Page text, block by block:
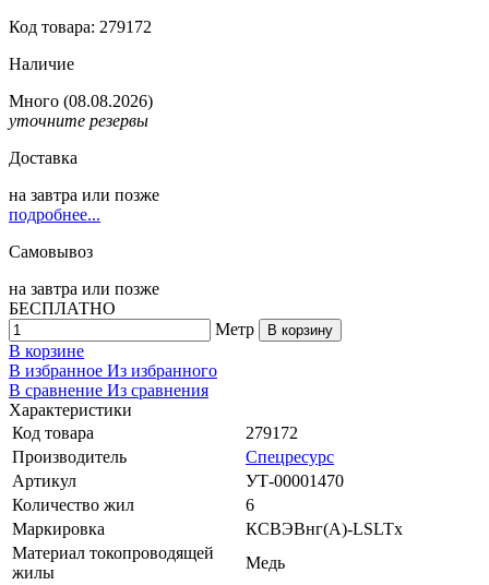
Код товара: 279172
Наличие
Много (08.08.2026)
уточните резервы
Доставка
на завтра или позже
подробнее...
Самовывоз
на завтра или позже
БЕСПЛАТНО
Метр
В корзину
В корзине
В избранное Из избранного
В сравнение Из сравнения
Характеристики
Код товара
279172
Производитель
Спецресурс
Артикул
УТ-00001470
Количество жил
6
Маркировка
КСВЭВнг(A)-LSLTx
Материал токопроводящей
жилы
Медь